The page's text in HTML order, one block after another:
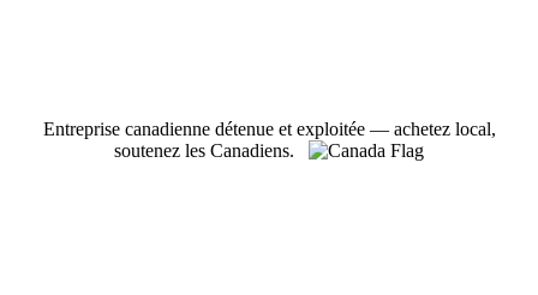
Entreprise canadienne détenue et exploitée — achetez local,
soutenez les Canadiens.